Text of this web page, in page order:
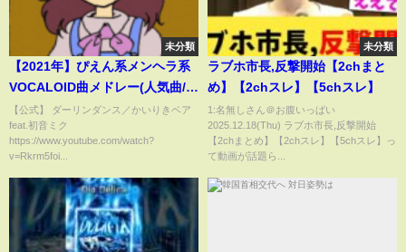
未分類
【2021年】ぴえん系メンヘラ系
VOCALOID曲メドレー(人気曲/オ
ススメ編)【作業用BGM】
【公式】 ダーリンダンス／かいりきベア
feat.初音ミク
https://www.youtube.com/watch?
v=Rkrm5foi...
未分類
ラブホ市長,反撃開始【2chまと
め】【2chスレ】【5chスレ】
1:名無しさん＠お腹いっぱい
2025.12.18(Thu) ラブホ市長,反撃開始
【2chまとめ】【2chスレ】【5chスレ】っ
て動画が話題ら...